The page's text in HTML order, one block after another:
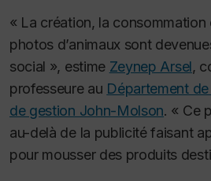
« La création, la
photos d’animaux sont
social », estime Zeynep Arsel,
professeure au Département
de gestion John-Molson. « Ce
au-delà de la publicité faisant
pour mousser des produits